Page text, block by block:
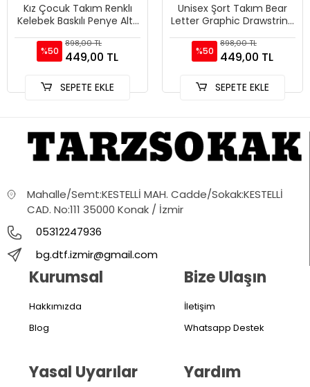
Kız Çocuk Takım Renklı
Kelebek Baskılı Penye Alt-
%50
898,00 TL
449,00 TL
SEPETE EKLE
Unisex Şort Takım Bear
Letter Graphic Drawstring
%50
898,00 TL
449,00 TL
SEPETE EKLE
Mahalle/Semt:KESTELLİ MAH. Cadde/Sokak:KESTELLİ
CAD. No:111 35000 Konak / İzmir
05312247936
bg.dtf.izmir@gmail.com
Kurumsal
Hakkımızda
Blog
Yasal Uyarılar
Bize Ulaşın
İletişim
Whatsapp Destek
Yardım